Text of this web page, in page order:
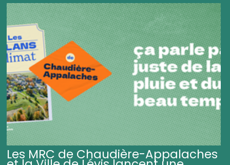
Les MRC de Chaudière-Appalaches